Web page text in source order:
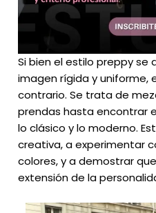
Si bien el estilo preppy se
imagen rígida y uniforme,
contrario. Se trata de
prendas hasta encontrar
lo clásico y lo moderno.
creativa, a experimentar
colores, y a demostrar
extensión de la